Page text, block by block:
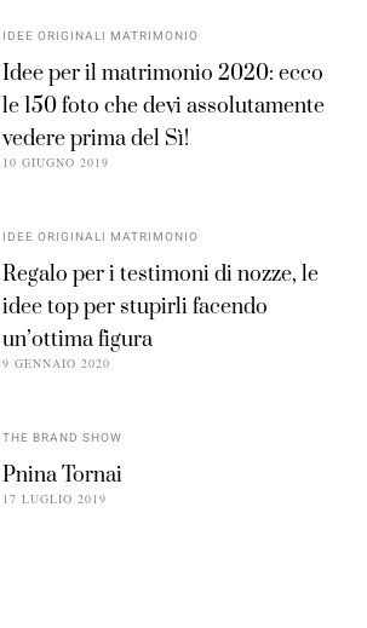
IDEE ORIGINALI MATRIMONIO
Idee per il matrimonio 2020: ecco
le 150 foto che devi assolutamente
vedere prima del Sì!
10 GIUGNO 2019
IDEE ORIGINALI MATRIMONIO
Regalo per i testimoni di nozze, le
idee top per stupirli facendo
un’ottima figura
9 GENNAIO 2020
THE BRAND SHOW
Pnina Tornai
17 LUGLIO 2019